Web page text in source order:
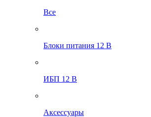
Все
Блоки питания 12 В
ИБП 12 В
Аксессуары